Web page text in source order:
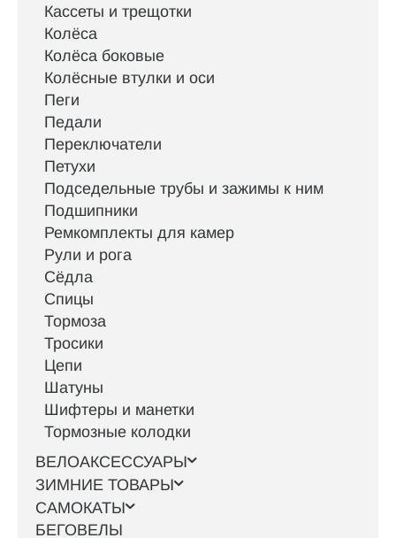
Кассеты и трещотки
Колёса
Колёса боковые
Колёсные втулки и оси
Пеги
Педали
Переключатели
Петухи
Подседельные трубы и зажимы к ним
Подшипники
Ремкомплекты для камер
Рули и рога
Сёдла
Спицы
Тормоза
Тросики
Цепи
Шатуны
Шифтеры и манетки
Тормозные колодки
ВЕЛОАКСЕССУАРЫ
ЗИМНИЕ ТОВАРЫ
САМОКАТЫ
БЕГОВЕЛЫ